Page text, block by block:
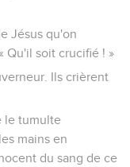
Jésus qu'on
Qu'il soit crucifié ! »
Ils crièrent
le tumulte
mains en
du sang de ce